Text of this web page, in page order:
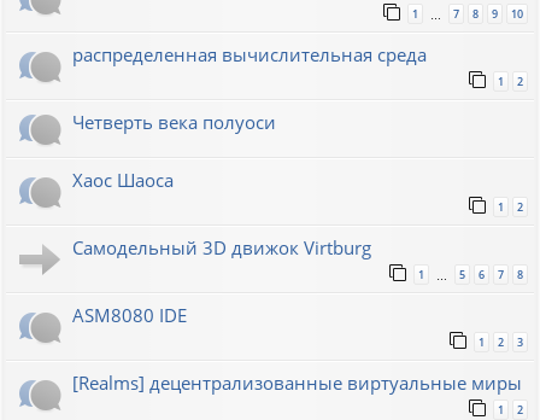
1 7 8 9 10
распределенная вычислительная среда
1 2
Четверть века полуоси
Хаос Шаоса
1 2
Самодельный 3D движок Virtburg
1 5 6 7 8
ASM8080 IDE
1 2 3
[Realms] децентрализованные виртуальные миры
1 2